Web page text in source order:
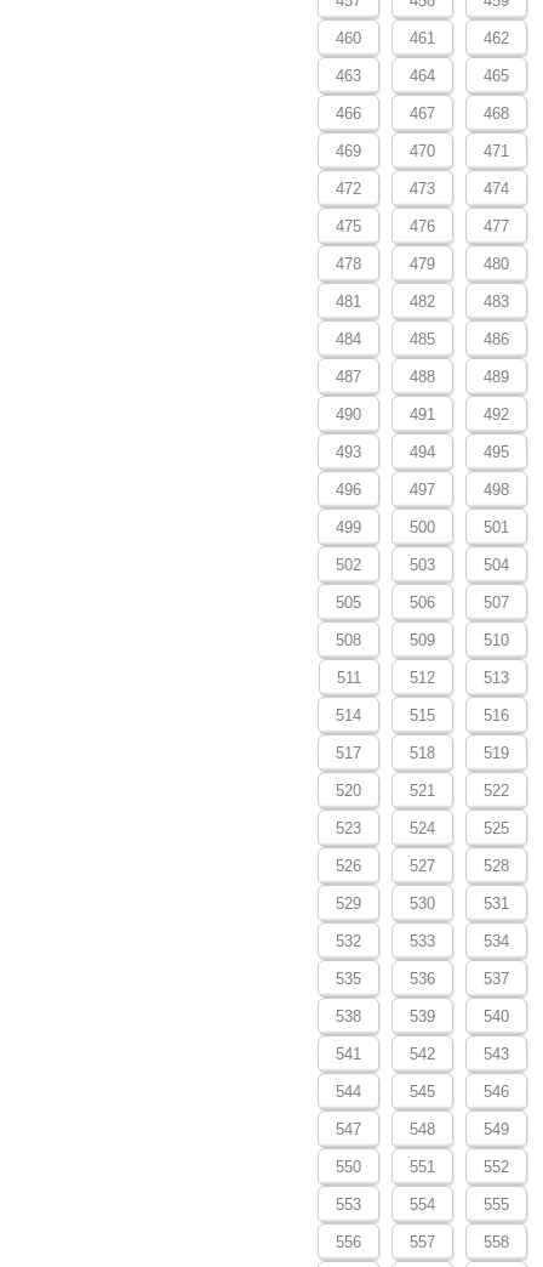
460 461 462
463 464 465
466 467 468
469 470 471
472 473 474
475 476 477
478 479 480
481 482 483
484 485 486
487 488 489
490 491 492
493 494 495
496 497 498
499 500 501
502 503 504
505 506 507
508 509 510
511 512 513
514 515 516
517 518 519
520 521 522
523 524 525
526 527 528
529 530 531
532 533 534
535 536 537
538 539 540
541 542 543
544 545 546
547 548 549
550 551 552
553 554 555
556 557 558